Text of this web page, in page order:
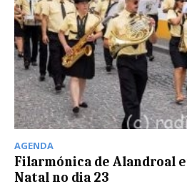
AGENDA
Filarmónica de Alandroal
Natal no dia 23